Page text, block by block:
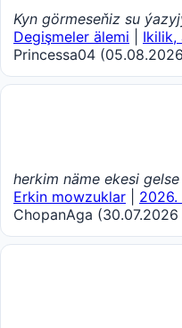
Kyn görmeseňiz su
Degişmeler älemi
Ikilik,
Princessa04
herkim näme ekesi
Erkin mowzuklar
ChopanAga (30.07.2026